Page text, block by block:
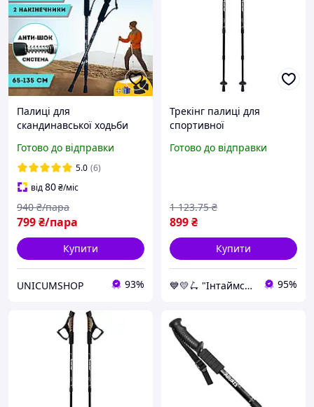
Палиці для
скандинавської ходьби
туристичні для
спортивної ходьби чорні
(6002)
Готово до відправки
5.0 (6)
від80₴/міс
799₴/пара
940 ₴/пара
Купити
UNICUMSHOP 93%
Трекінг палиці для
спортивної
(Uolide, Black ) палки
Готово до відправки
899₴
1 123.75 ₴
Купити
💙💛🛴 "Інтаймс" Інтернет-магазин 🏆🚚 ⤵ 95%